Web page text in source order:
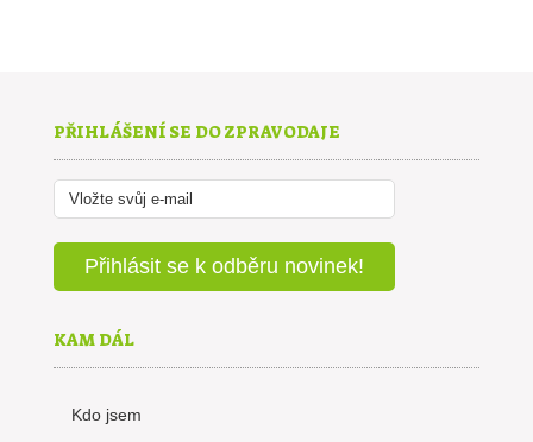
PŘIHLÁŠENÍ SE DO ZPRAVODAJE
KAM DÁL
Kdo jsem